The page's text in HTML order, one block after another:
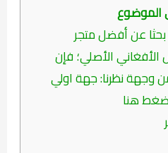
عن أفضل متجر
الأصلي؛ فإن
نظرنا: جهة اولي
هنا